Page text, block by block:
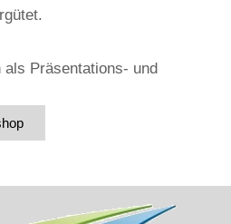
als Präsentations- und